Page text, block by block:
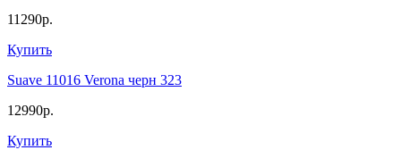
11290р.
Купить
Suave 11016 Verona черн 323
12990р.
Купить